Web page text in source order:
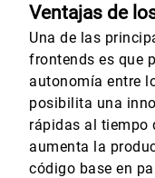
Ventajas de
Una de las
frontends es que
autonomía entre
posibilita una
rápidas al tiempo
aumenta la
código base en